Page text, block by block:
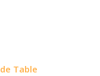
Table